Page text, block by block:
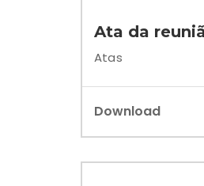
Ata da
Atas
Download